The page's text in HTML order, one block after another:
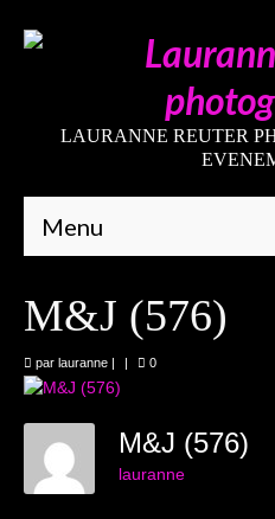
LAURANNE REUTER
Menu
Mariages
Grossesses
Nouveaux-nés
M&J (576)
par lauranne | | 0
M&J (576)
lauranne